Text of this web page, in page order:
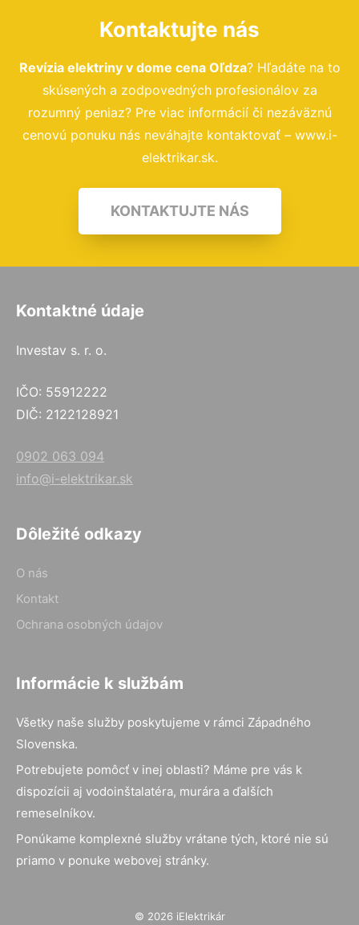
Kontaktujte nás
Revízia elektriny v dome cena Oľdza? Hľadáte na to
skúsených a zodpovedných profesionálov za
rozumný peniaz? Pre viac informácií či nezáväznú
cenovú ponuku nás neváhajte kontaktovať – www.i-
elektrikar.sk.
KONTAKTUJTE NÁS
Kontaktné údaje
Investav s. r. o.
IČO: 55912222
DIČ: 2122128921
0902 063 094
info@i-elektrikar.sk
Dôležité odkazy
O nás
Kontakt
Ochrana osobných údajov
Informácie k službám
Všetky naše služby poskytujeme v rámci Západného
Slovenska.
Potrebujete pomôcť v inej oblasti? Máme pre vás k
dispozícii aj vodoinštalatéra, murára a ďalších
remeselníkov.
Ponúkame komplexné služby vrátane tých, ktoré nie sú
priamo v ponuke webovej stránky.
© 2026 iElektrikár